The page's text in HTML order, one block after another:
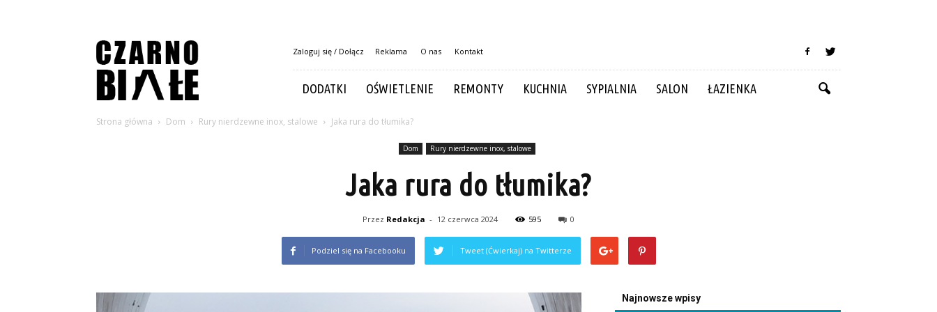
CzarnoBiale.pl
Zaloguj się / Dołącz Reklama O nas Kontakt
DODATKI OŚWIETLENIE REMONTY KUCHNIA SYPIALNIA SALON ŁAZIENKA
Strona główna Dom Rury nierdzewne inox, stalowe Jaka rura do tłumika?
Dom Rury nierdzewne inox, stalowe
Jaka rura do tłumika?
Przez Redakcja - 12 czerwca 2024 595 0
Podziel się na Facebooku Tweet (Ćwierkaj) na Twitterze
Najnowsze wpisy